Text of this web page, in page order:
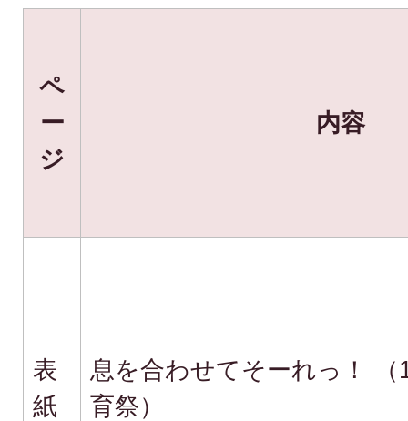
ペ
ー
ジ
内容
表
紙
息を合わせてそーれっ！ （
育祭）